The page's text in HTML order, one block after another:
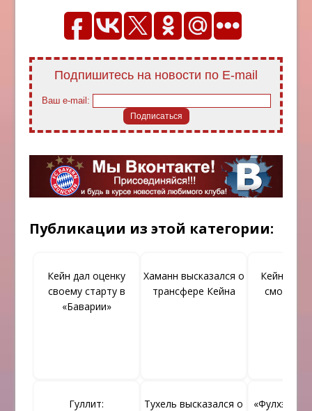
Подпишитесь на новости по E-mail
Ваш e-mail:
Публикации из этой категории:
Кейн дал оценку
своему старту в
«Баварии»
Хаманн высказался о
трансфере Кейна
Кейн
сможет
Гуллит:
Тухель высказался о
«Фулхэм»